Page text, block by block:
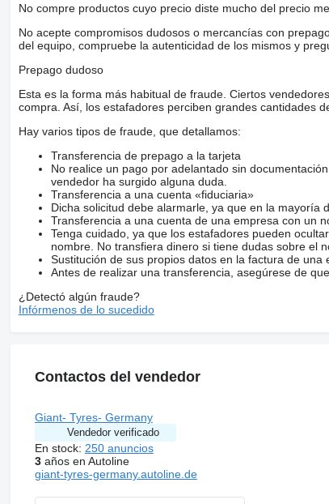
No compre productos cuyo precio diste mucho del precio
No acepte compromisos dudosos o mercancías con
del equipo, compruebe la autenticidad de los mismos y
Prepago dudoso
Esta es la forma más habitual de fraude. Ciertos
compra. Así, los estafadores perciben grandes cantidades
Hay varios tipos de fraude, que detallamos:
Transferencia de prepago a la tarjeta
No realice un pago por adelantado sin
vendedor ha surgido alguna duda.
Transferencia a una cuenta «fiduciaria»
Dicha solicitud debe alarmarle, ya que en la mayoría
Transferencia a una cuenta de una empresa con un
Tenga cuidado, ya que los estafadores pueden
nombre. No transfiera dinero si tiene dudas sobre el
Sustitución de sus propios datos en la factura de una
Antes de realizar una transferencia, asegúrese de
¿Detectó algún fraude?
Infórmenos de lo sucedido
Contactos del vendedor
Giant- Tyres- Germany
Vendedor verificado
En stock: 250 anuncios
3años en Autoline
giant-tyres-germany.autoline.de